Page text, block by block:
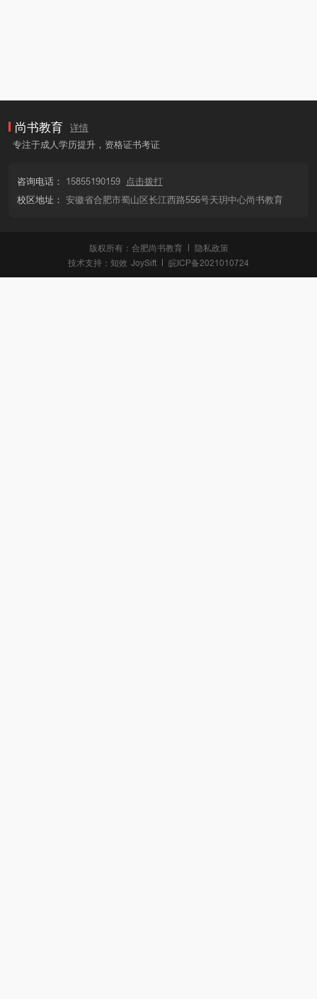
尚书教育
详情
专注于成人学历提升，资格证书考证
咨询电话： 15855190159
点击拨打
校区地址： 安徽省合肥市蜀山区长江西路556号天玥中心尚书教育
版权所有：合肥尚书教育
隐私政策
技术支持： 知效 JoySift 皖ICP备2021010724